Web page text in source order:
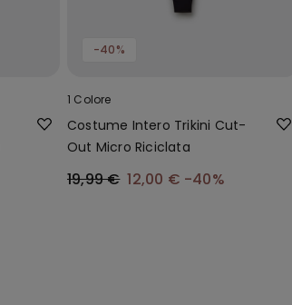
-40%
1 Colore
Costume Intero Trikini Cut-
Out Micro Riciclata
19,99 € 12,00 € -40%